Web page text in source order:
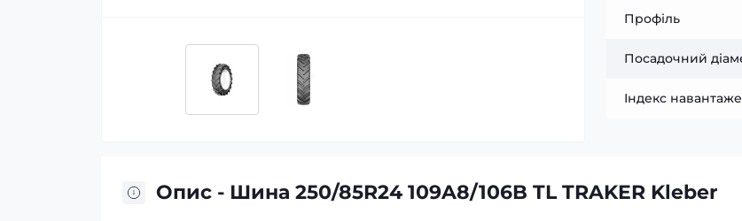
Профіль
Посадочний
Індекс
Опис - Шина 250/85R24 109A8/106B TL TRAKER Kleber